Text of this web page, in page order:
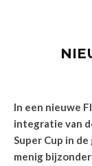
In een nieuwe
integratie van
Super Cup in
menig